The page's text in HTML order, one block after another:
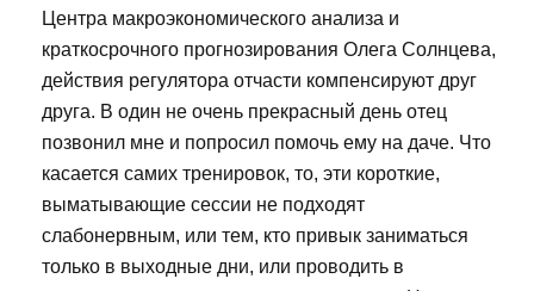
Центра макроэкономического анализа и
краткосрочного прогнозирования Олега Солнцева,
действия регулятора отчасти компенсируют друг
друга. В один не очень прекрасный день отец
позвонил мне и попросил помочь ему на даче. Что
касается самих тренировок, то, эти короткие,
выматывающие сессии не подходят
слабонервным, или тем, кто привык заниматься
только в выходные дни, или проводить в